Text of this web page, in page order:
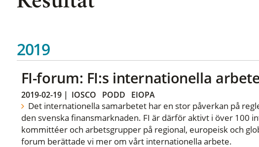
2019
FI-forum: FI:s internationella
2019-02-19| IOSCO PODD EIOPA
Det internationella samarbetet har en stor påverkan på
den svenska finansmarknaden. FI är därför aktivt i över 100
kommittéer och arbetsgrupper på regional, europeisk och
forum berättade vi mer om vårt internationella arbete.